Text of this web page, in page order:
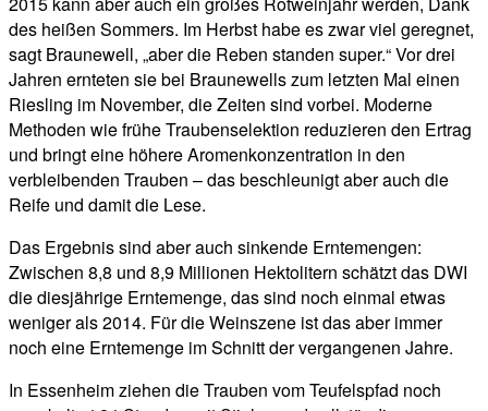
des heißen Sommers. Im Herbst habe es zwar viel geregnet,
sagt Braunewell, „aber die Reben standen super.“ Vor drei
Jahren ernteten sie bei Braunewells zum letzten Mal einen
Riesling im November, die Zeiten sind vorbei. Moderne
Methoden wie frühe Traubenselektion reduzieren den Ertrag
und bringt eine höhere Aromenkonzentration in den
verbleibenden Trauben – das beschleunigt aber auch die
Reife und damit die Lese.
Das Ergebnis sind aber auch sinkende Erntemengen:
Zwischen 8,8 und 8,9 Millionen Hektolitern schätzt das DWI
die diesjährige Erntemenge, das sind noch einmal etwas
weniger als 2014. Für die Weinszene ist das aber immer
noch eine Erntemenge im Schnitt der vergangenen Jahre.
In Essenheim ziehen die Trauben vom Teufelspfad noch